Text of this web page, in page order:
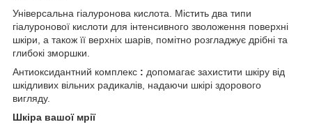
Універсальна гіалуронова кислота. Містить два типи
гіалуронової кислоти для інтенсивного зволоження поверхні
шкіри, а також її верхніх шарів, помітно розгладжує дрібні та
глибокі зморшки.
Антиоксидантний комплекс : допомагає захистити шкіру від
шкідливих вільних радикалів, надаючи шкірі здорового
вигляду.
Шкіра вашої мрії